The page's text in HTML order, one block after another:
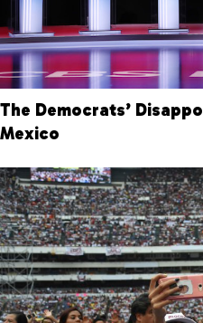
The Democrats’
Mexico